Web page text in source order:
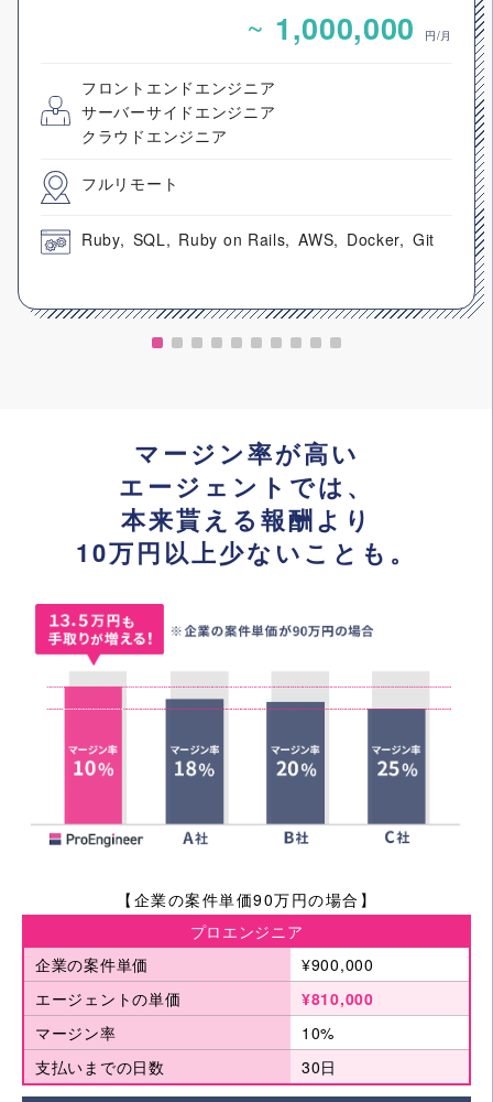
~ 1,000,000 円/月
フロントエンドエンジニア
サーバーサイドエンジニア
クラウドエンジニア
フルリモート
Ruby SQL Ruby on Rails AWS Docker Git
マージン率が高い
エージェントでは、
本来貰える報酬より
10万円以上少ないことも。
【企業の案件単価90万円の場合】
プロエンジニア
企業の案件単価
¥900,000
エージェントの単価
¥810,000
マージン率
10%
支払いまでの日数
30日